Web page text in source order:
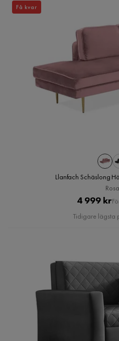
Llanfach Schäslong
Rosa
4 999 kr
Tidigare lägsta
Få kvar